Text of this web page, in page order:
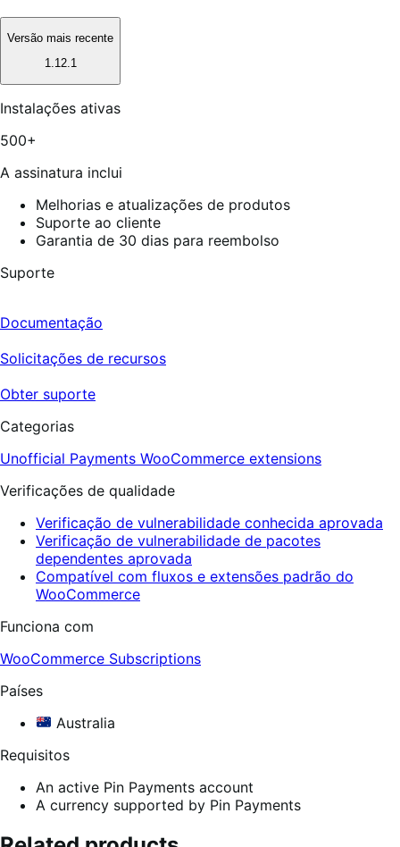
Versão mais recente
1.12.1
Instalações ativas
500+
A assinatura inclui
Melhorias e atualizações de produtos
Suporte ao cliente
Garantia de 30 dias para reembolso
Suporte
Documentação
Solicitações de recursos
Obter suporte
Categorias
Unofficial Payments WooCommerce extensions
Verificações de qualidade
Verificação de vulnerabilidade conhecida aprovada
Verificação de vulnerabilidade de pacotes
dependentes aprovada
Compatível com fluxos e extensões padrão do
WooCommerce
Funciona com
WooCommerce Subscriptions
Países
Australia
Requisitos
An active Pin Payments account
A currency supported by Pin Payments